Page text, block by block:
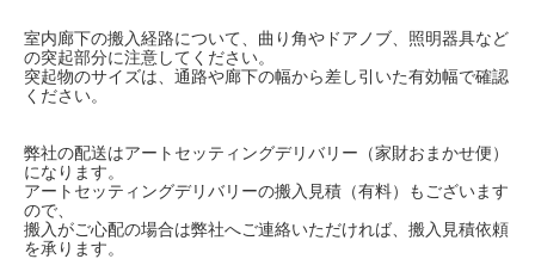
室内廊下の搬入経路について、曲り角やドアノブ、照明器具など
の突起部分に注意してください。
突起物のサイズは、通路や廊下の幅から差し引いた有効幅で確認
ください。
弊社の配送はアートセッティングデリバリー（家財おまかせ便）
になります。
アートセッティングデリバリーの搬入見積（有料）もございます
ので、
搬入がご心配の場合は弊社へご連絡いただければ、搬入見積依頼
を承ります。